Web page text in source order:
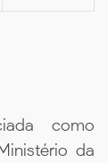
como
da